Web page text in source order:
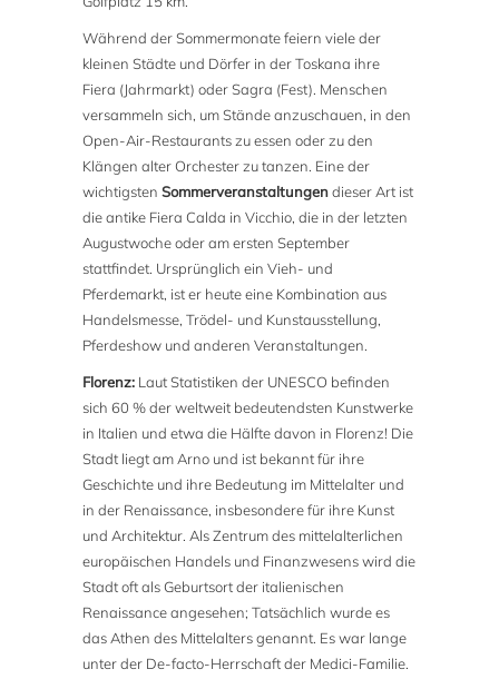
Während der Sommermonate feiern viele der
kleinen Städte und Dörfer in der Toskana ihre
Fiera (Jahrmarkt) oder Sagra (Fest). Menschen
versammeln sich, um Stände anzuschauen, in den
Open-Air-Restaurants zu essen oder zu den
Klängen alter Orchester zu tanzen. Eine der
wichtigstenSommerveranstaltungendieser Art ist
die antike Fiera Calda in Vicchio, die in der letzten
Augustwoche oder am ersten September
stattfindet. Ursprünglich ein Vieh- und
Pferdemarkt, ist er heute eine Kombination aus
Handelsmesse, Trödel- und Kunstausstellung,
Pferdeshow und anderen Veranstaltungen.
Florenz: Laut Statistiken der UNESCO befinden
sich 60 % der weltweit bedeutendsten Kunstwerke
in Italien und etwa die Hälfte davon in Florenz! Die
Stadt liegt am Arno und ist bekannt für ihre
Geschichte und ihre Bedeutung im Mittelalter und
in der Renaissance, insbesondere für ihre Kunst
und Architektur. Als Zentrum des mittelalterlichen
europäischen Handels und Finanzwesens wird die
Stadt oft als Geburtsort der italienischen
Renaissance angesehen; Tatsächlich wurde es
das Athen des Mittelalters genannt. Es war lange
unter der De-facto-Herrschaft der Medici-Familie.